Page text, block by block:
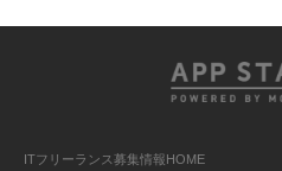
ITフリーランス募集情報HOME